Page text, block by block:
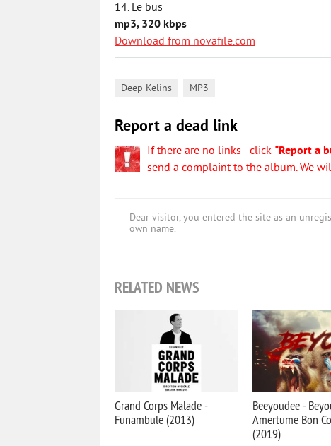
14. Le bus
mp3, 320 kbps
Download from novafile.com
Deep Kelins MP3
Report a dead link
If there are no links - click "Report a
send a complaint to the album. We
Dear visitor, you entered the site as an
own name.
RELATED NEWS
Grand Corps Malade -
Funambule (2013)
Beeyoudee -
Amertume Bon
(2019)